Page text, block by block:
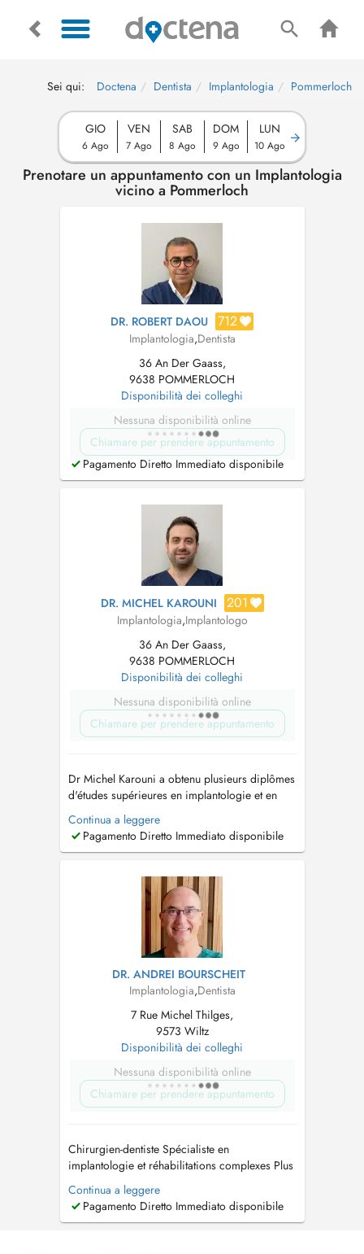
Sei qui: Doctena Dentista Implantologia Pommerloch
GIO
6 Ago
VEN
7 Ago
SAB
8 Ago
DOM
9 Ago
LUN
10 Ago
Prenotare un appuntamento con un Implantologia
vicino a Pommerloch
DR. ROBERT DAOU 712
Implantologia,Dentista
36 An Der Gaass,
9638 POMMERLOCH
Disponibilità dei colleghi
Nessuna disponibilità online
Chiamare per prendere appuntamento
Pagamento Diretto Immediato disponibile
DR. MICHEL KAROUNI 201
Implantologia,Implantologo
36 An Der Gaass,
9638 POMMERLOCH
Disponibilità dei colleghi
Nessuna disponibilità online
Chiamare per prendere appuntamento
Dr Michel Karouni a obtenu plusieurs diplômes
d'études supérieures en implantologie et en
prothèse fixée à l'université Paris 7 après avoir
obtenu sa licence en chirurgie dentaire. Il
apporte son expertise dans la plupart des
pose d'implants avec ...
Continua a leggere
Pagamento Diretto Immediato disponibile
DR. ANDREI BOURSCHEIT
Implantologia,Dentista
7 Rue Michel Thilges,
9573 Wiltz
Disponibilità dei colleghi
Nessuna disponibilità online
Chiamare per prendere appuntamento
Chirurgien-dentiste Spécialiste en
implantologie et réhabilitations complexes Plus
de 30 ans d'expérience clinique. Activité
orientée vers l'implantologie avancée, les
protocoles All-on-4 et les traitements
Continua a leggere
Pagamento Diretto Immediato disponibile